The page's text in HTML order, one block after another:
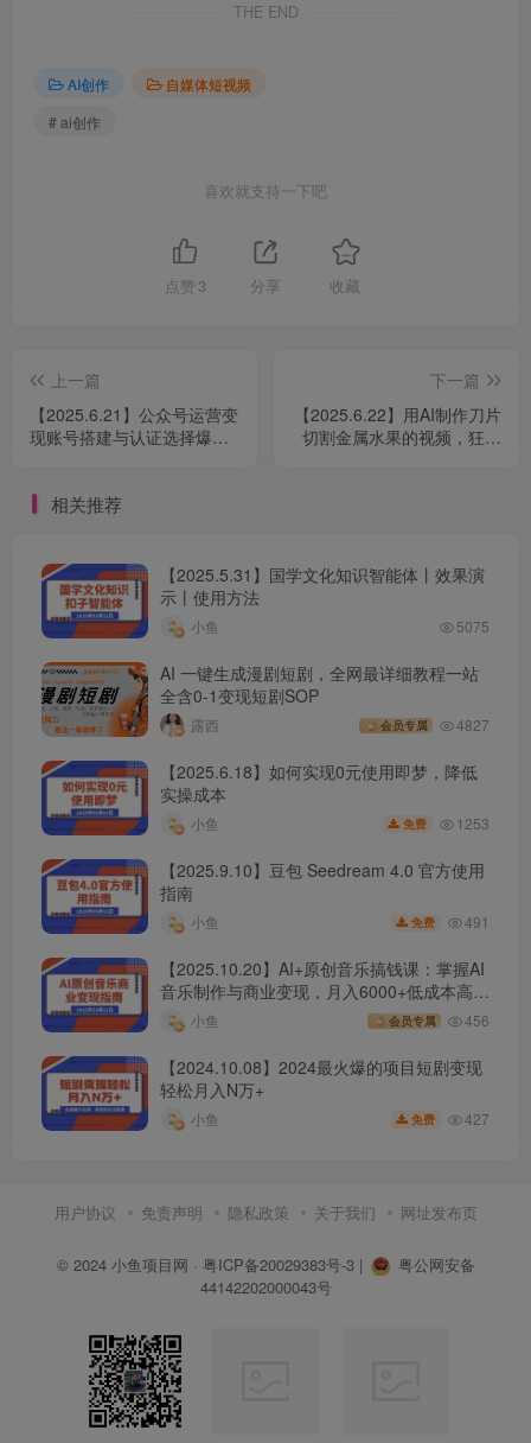
THE END
AI创作
自媒体短视频
# ai创作
喜欢就支持一下吧
点赞 3 分享 收藏
上一篇
【2025.6.21】公众号运营变
现账号搭建与认证选择爆款
下一篇
【2025.6.22】用AI制作刀片
切割金属水果的视频，狂揽
相关推荐
【2025.5.31】国学文化知识智能体丨效果演
示丨使用方法
小鱼 5075
AI 一键生成漫剧短剧，全网最详细教程一站
全含0-1变现短剧SOP
露西 会员专属 4827
【2025.6.18】如何实现0元使用即梦，降低
实操成本
小鱼 免费 1253
【2025.9.10】豆包 Seedream 4.0 官方使用
指南
小鱼 免费 491
【2025.10.20】AI+原创音乐搞钱课：掌握AI
音乐制作与商业变现，月入6000+低成本高收
益
小鱼 会员专属 456
【2024.10.08】2024最火爆的项目短剧变现
轻松月入N万+
小鱼 免费 427
用户协议 免责声明 隐私政策 关于我们 网址发布页
© 2024 小鱼项目网 · 粤ICP备20029383号-3|
粤公网安备
44142202000043号